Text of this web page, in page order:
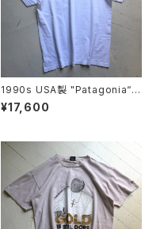
1990s USA製 "Patagonia“ b
eneficial S/S T-shirt
¥17,600